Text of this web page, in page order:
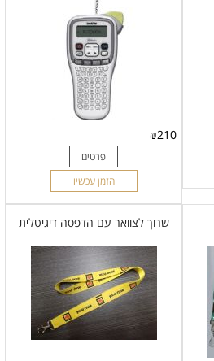
₪210
פרטים
הזמן עכשיו
שרוך לצוואר עם הדפסה דיגיטלית